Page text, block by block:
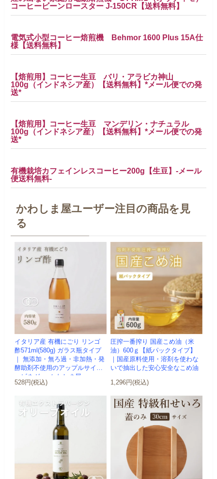
コーヒービーンロースター J-150CR【送料無料】
電気式小型コーヒー焙煎機 Behmor 1600 Plus 15A仕
様【送料無料】
【焙煎用】コーヒー生豆 バリ・アラビカ神山
100g（インドネシア産）【送料無料】*メール便での発
送*
【焙煎用】コーヒー生豆 マンデリン・ナチュラル
100g（インドネシア産）【送料無料】*メール便での発
送*
有機栽培カフェインレスコーヒー200g【生豆】-メール
便送料無料-
かわしま屋ユーザー注目の商品を見
る
イタリア産 有機にごり リンゴ
酢571ml(580g) ガラス瓶タイプ
｜ 無添加・無ろ過・非加熱・発
酵助剤不使用のアップルサイダ
ービネガー -かわしま屋-
528円(税込)
圧搾一番搾り 国産こめ油（米
油）600ｇ【紙パックタイプ】
｜国産原料使用・溶剤を使わな
いで抽出した安心安全なこめ油
1,296円(税込)